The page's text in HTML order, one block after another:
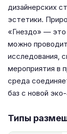
дизайнерских
эстетики.
«Гнездо» — это
можно
исследования,
мероприятия в
среда
баз с новой
Типы